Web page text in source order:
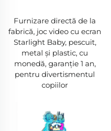
Furnizare directă de la
fabrică, joc video cu ecran
Starlight Baby, pescuit,
metal și plastic, cu
monedă, garanție 1 an,
pentru divertismentul
copiilor